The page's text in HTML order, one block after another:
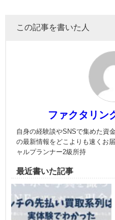
この記事を書いた人
ファクタリン
自身の経験談やSNSで集めた資
の最新情報をどこよりも速くお
ャルプランナー2級所持
最近書いた記事